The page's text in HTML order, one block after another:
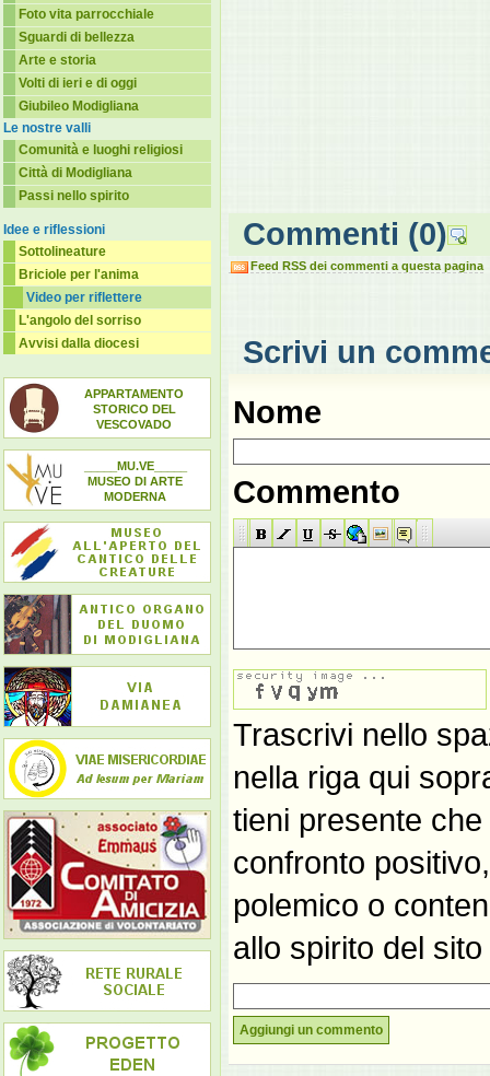
Foto vita parrocchiale
Sguardi di bellezza
Arte e storia
Volti di ieri e di oggi
Giubileo Modigliana
Le nostre valli
Comunità e luoghi religiosi
Città di Modigliana
Passi nello spirito
Idee e riflessioni
Sottolineature
Briciole per l'anima
Video per riflettere
L'angolo del sorriso
Avvisi dalla diocesi
APPARTAMENTO
STORICO DEL
VESCOVADO
_____MU.VE_____
MUSEO DI ARTE
MODERNA
Commenti (0)
Feed RSS dei commenti a questa pagina
Scrivi un
Nome
Commento
Trascrivi nello
nella riga qui
tieni presente
confronto
polemico o
allo spirito del
Aggiungi un commento